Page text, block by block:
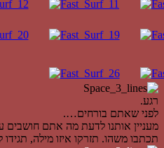
רגע.
לפני שאתם בורחים….
מעניין אותנו לדעת מה אתם
תכתבו משהו. תזרקו איזו מילה,